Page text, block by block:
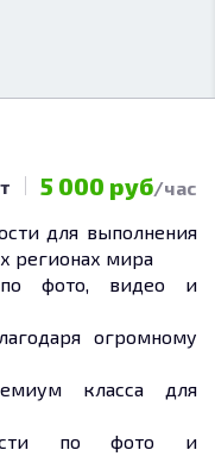
5 000 руб/час
для выполнения
регионах мира
фото, видео и
огромному
класса для
по фото и